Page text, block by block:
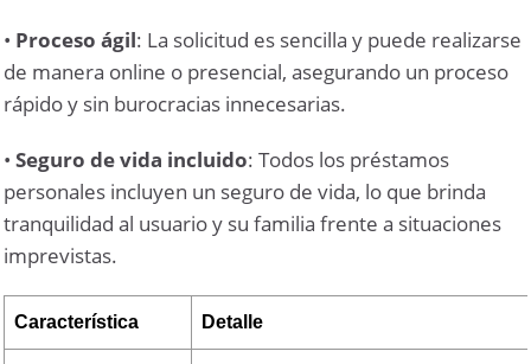
• Proceso ágil: La solicitud es sencilla y puede realizarse
de manera online o presencial, asegurando un proceso
rápido y sin burocracias innecesarias.
•Seguro de vida incluido: Todos los préstamos
personales incluyen un seguro de vida, lo que brinda
tranquilidad al usuario y su familia frente a situaciones
imprevistas.
Característica Detalle